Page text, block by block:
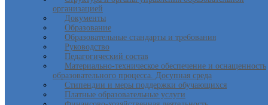
организацией
Документы
Образование
Образовательные стандарты и требования
Руководство
Педагогический состав
Материально-техническое обеспечение и оснащенность
образовательного процесса. Досупная среда
Стипендии и меры поддержки обучающихся
Платные образовательные услуги